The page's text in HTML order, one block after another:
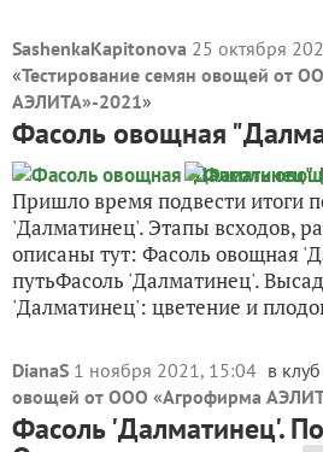
SashenkaKapitonova 25 октября
«Тестирование семян овощей от
АЭЛИТА»-2021»
Фасоль овощная
Пришло время подвести итоги
'Далматинец'. Этапы всходов,
описаны тут: Фасоль овощная
путьФасоль 'Далматинец'.
'Далматинец': цветение и
DianaS 1 ноября 2021, 15:04 в
овощей от ООО «Агрофирма
Фасоль 'Далматинец'.